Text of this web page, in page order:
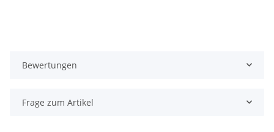
Bewertungen
Frage zum Artikel